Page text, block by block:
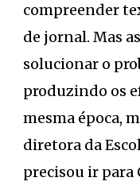
compreender
de jornal. Mas
solucionar o
produzindo os
mesma época,
diretora da
precisou ir